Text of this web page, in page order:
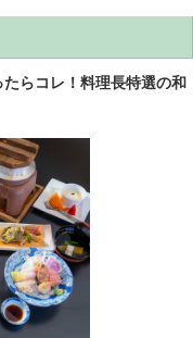
らコレ！料理長特選の和